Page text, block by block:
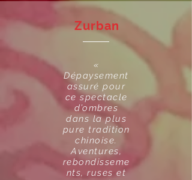
Zurban
«
Dépaysement
assuré pour
ce spectacle
d’ombres
dans la plus
pure tradition
chinoise.
Aventures,
rebondisseme
nts, ruses et